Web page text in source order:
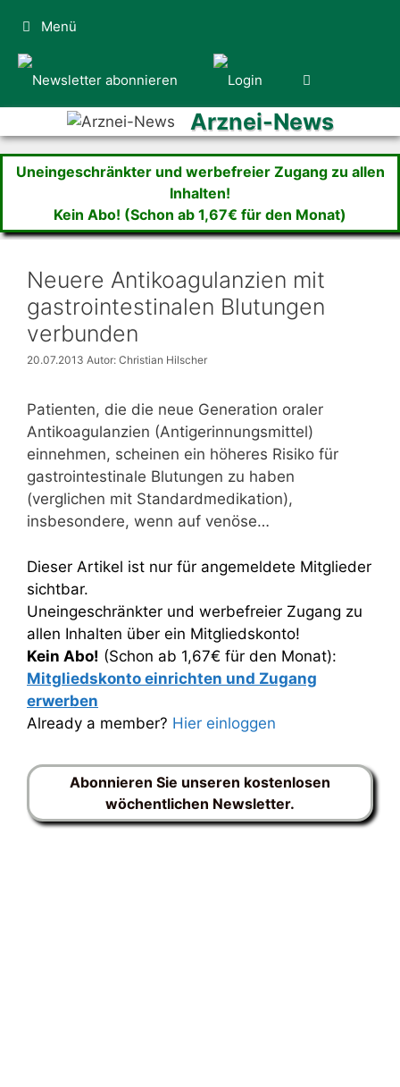
Inhalt
springen
Menü
Arznei-News
Uneingeschränkter und werbefreier Zugang zu allen
Inhalten!
Kein Abo! (Schon ab 1,67€ für den Monat)
Neuere Antikoagulanzien mit
gastrointestinalen Blutungen
verbunden
20.07.2013 Autor: Christian Hilscher
Patienten, die die neue Generation oraler
Antikoagulanzien (Antigerinnungsmittel)
einnehmen, scheinen ein höheres Risiko für
gastrointestinale Blutungen zu haben
(verglichen mit Standardmedikation),
insbesondere, wenn auf venöse…
Dieser Artikel ist nur für angemeldete Mitglieder
sichtbar.
Uneingeschränkter und werbefreier Zugang zu
allen Inhalten über ein Mitgliedskonto!
Kein Abo! (Schon ab 1,67€ für den Monat):
Mitgliedskonto einrichten und Zugang
erwerben
Already a member? Hier einloggen
Abonnieren Sie unseren kostenlosen
wöchentlichen Newsletter.